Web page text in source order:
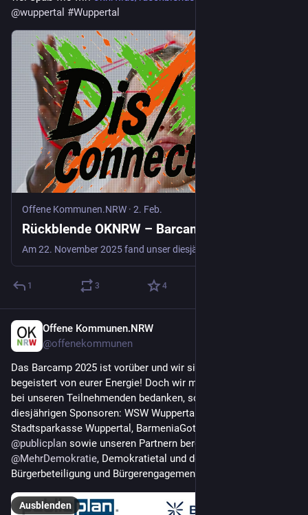
@wuppertal #Wuppertal
Offene Kommunen.NRW · 2. Feb.
Rückblende OKNRW – Barcamp 2025
1 3 4
Offene Kommunen.NRW
@offenekommunen
Das Barcamp 2025 ist vorüber und wir sind immer noch ganz
begeistert von eurer Energie! Doch wir möchten uns nicht nur
bei unseren Teilnehmenden bedanken, sondern auch bei den
diesjährigen Sponsoren: WSW Wuppertaler Stadtwerke GmbH,
@publicplan
@MehrDemokratie, Demokratietal und dem Team
Bürgerbeteiligung und Bürgerengagement der Stadt Wuppertal
Ausblenden